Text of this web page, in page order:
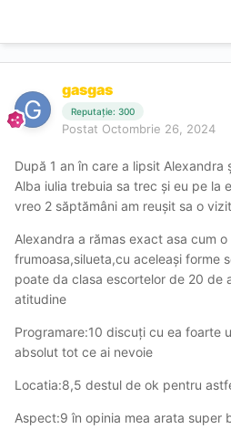
gasgas
Reputație: 300
Postat Octombrie 26, 2024
După 1 an în care a lipsit
Alba iulia trebuia sa trec și eu pe la
vreo 2 săptămâni am reușit sa o
Alexandra a rămas exact asa cum
frumoasa,silueta,cu aceleași forme
poate da clasa escortelor de 20 de
atitudine
Programare:10 discuți cu ea foarte
absolut tot ce ai nevoie
Locatia:8,5 destul de ok pentru
Aspect:9 în opinia mea arata super